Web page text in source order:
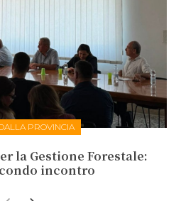
PROVINCIA
la Gestione Forestale:
incontro